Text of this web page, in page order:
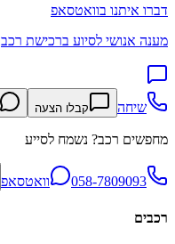
דברו איתנו בוואטסאפ
מענה אנושי לסיוע ברכישת רכב
שיחה קבלו הצעה
מחפשים רכב? נשמח לסייע
058-7809093 וואטסאפ
רכבים